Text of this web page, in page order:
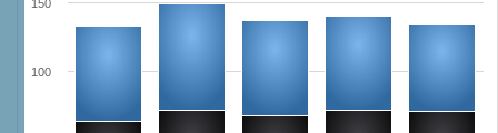
100
150